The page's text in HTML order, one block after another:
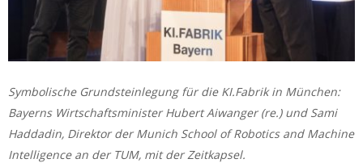
Symbolische Grundsteinlegung für die KI.Fabrik in München:
Bayerns Wirtschaftsminister Hubert Aiwanger (re.) und Sami
Haddadin, Direktor der Munich School of Robotics and Machine
Intelligence an der TUM, mit der Zeitkapsel.